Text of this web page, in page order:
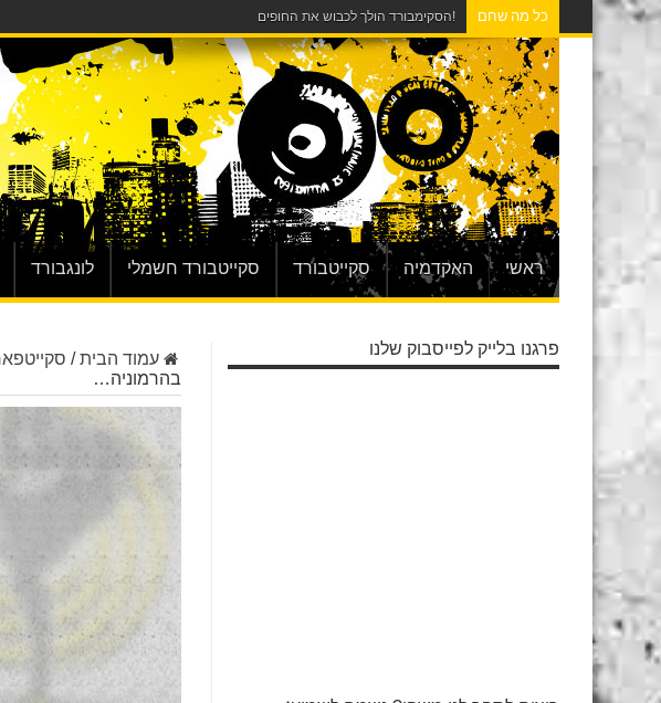
כל מה שחם !הסקימבורד הולך לכבוש את החופים
ראשי האקדמיה סקייטבורד סקייטבורד חשמלי לונגבורד
עמוד הבית/
בהרמוניה…
פרגנו בלייק לפייסבוק שלנו